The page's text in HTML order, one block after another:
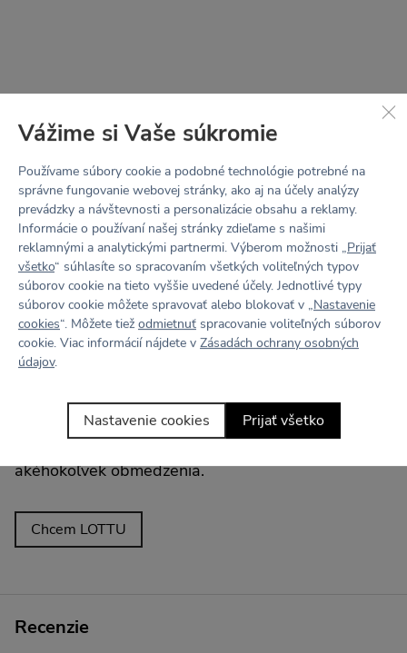
STRIH
LOTTA
V jednoduchosti je sila.
Minimum švov, hladký vzhľad a pohodlie na prvom
mieste. Strih, ktorý kopíruje línie, podporí
akéhokoľvek obmedzenia.
Chcem LOTTU
Recenzie
Vážime si Vaše súkromie
Používame súbory cookie a podobné technológie potrebné na
správne fungovanie webovej stránky, ako aj na účely analýzy
prevádzky a návštevnosti a personalizácie obsahu a reklamy.
Informácie o používaní našej stránky zdieľame s našimi
reklamnými a analytickými partnermi. Výberom možnosti „Prijať
všetko“ súhlasíte so spracovaním všetkých voliteľných typov
súborov cookie na tieto vyššie uvedené účely. Jednotlivé typy
súborov cookie môžete spravovať alebo blokovať v „Nastavenie
cookies“. Môžete tiež odmietnuť spracovanie voliteľných súborov
cookie. Viac informácií nájdete v Zásadách ochrany osobných
údajov.
Nastavenie cookies Prijať všetko